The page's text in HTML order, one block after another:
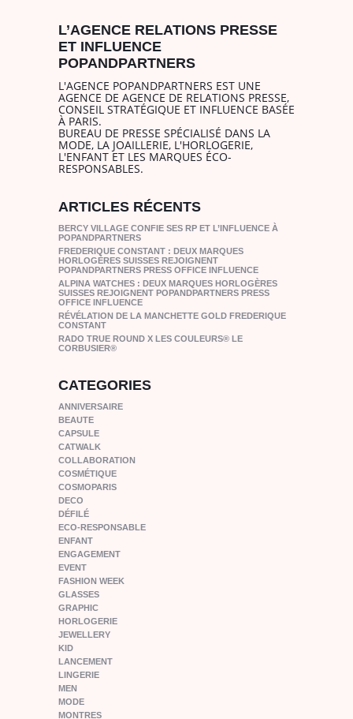
L’AGENCE RELATIONS PRESSE
ET INFLUENCE
POPANDPARTNERS
L'AGENCE POPANDPARTNERS EST UNE
AGENCE DE AGENCE DE RELATIONS PRESSE,
CONSEIL STRATÉGIQUE ET INFLUENCE BASÉE
À PARIS.
BUREAU DE PRESSE SPÉCIALISÉ DANS LA
MODE, LA JOAILLERIE, L'HORLOGERIE,
L'ENFANT ET LES MARQUES ÉCO-
RESPONSABLES.
ARTICLES RÉCENTS
BERCY VILLAGE CONFIE SES RP ET L’INFLUENCE À
POPANDPARTNERS
FREDERIQUE CONSTANT : DEUX MARQUES
HORLOGÈRES SUISSES REJOIGNENT
POPANDPARTNERS PRESS OFFICE INFLUENCE
ALPINA WATCHES : DEUX MARQUES HORLOGÈRES
SUISSES REJOIGNENT POPANDPARTNERS PRESS
OFFICE INFLUENCE
RÉVÉLATION DE LA MANCHETTE GOLD FREDERIQUE
CONSTANT
RADO TRUE ROUND X LES COULEURS® LE
CORBUSIER®
CATEGORIES
ANNIVERSAIRE
BEAUTE
CAPSULE
CATWALK
COLLABORATION
COSMÉTIQUE
COSMOPARIS
DECO
DÉFILÉ
ECO-RESPONSABLE
ENFANT
ENGAGEMENT
EVENT
FASHION WEEK
GLASSES
GRAPHIC
HORLOGERIE
JEWELLERY
KID
LANCEMENT
LINGERIE
MEN
MODE
MONTRES